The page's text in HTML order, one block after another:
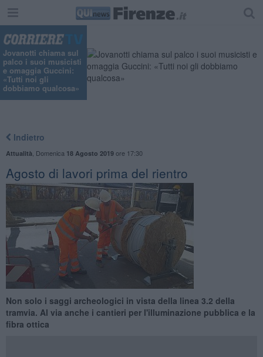
Jovanotti chiama sul
palco i suoi musicisti
e omaggia Guccini:
«Tutti noi gli
dobbiamo qualcosa»
Indietro
Attualità Domenica 18 Agosto 2019ore 17:30
Agosto di lavori prima del rientro
Non solo i saggi archeologici in vista della linea 3.2 della
tramvia. Al via anche i cantieri per l'illuminazione pubblica e la
fibra ottica